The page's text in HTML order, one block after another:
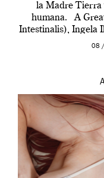
la Madre Tierra
humana. A
Intestinalis), Ingela
08